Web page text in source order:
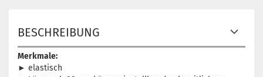
BESCHREIBUNG
Merkmale:
► elastisch